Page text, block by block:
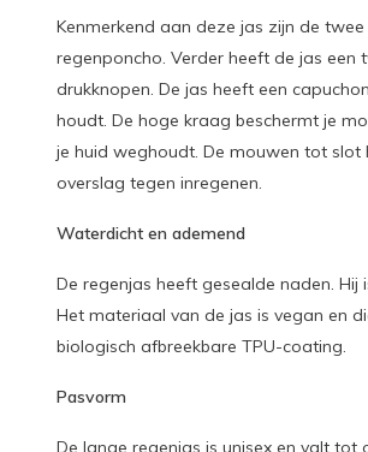
Kenmerkend aan deze jas zijn de
regenponcho. Verder heeft de jas
drukknopen. De jas heeft een
houdt. De hoge kraag beschermt je
je huid weghoudt. De mouwen tot slot
overslag tegen inregenen.
Waterdicht en ademend
De regenjas heeft gesealde naden.
Het materiaal van de jas is vegan en
biologisch afbreekbare TPU-coating.
Pasvorm
De lange regenjas is unisex en valt